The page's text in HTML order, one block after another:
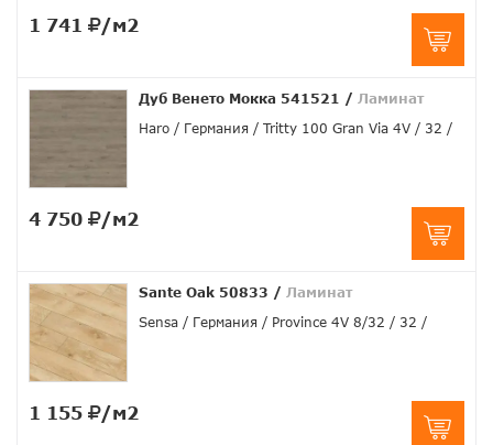
1 741 /м2
Дуб Венето Мокка 541521 / Ламинат
Haro
Германия Tritty 100 Gran Via 4V 32
4 750 /м2
Sante Oak 50833 / Ламинат
Sensa
Германия Province 4V 8/32 32
1 155 /м2